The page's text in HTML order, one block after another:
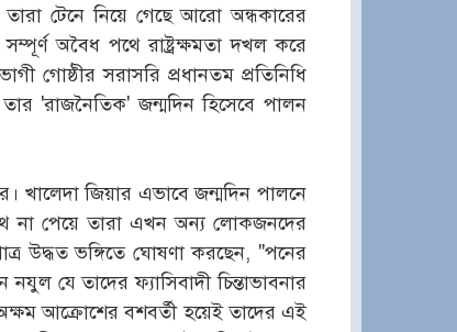
টেনে নিয়ে গেছে আরো অন্ধকারের
সম্পূর্ণ অবৈধ পথে রাষ্ট্রক্ষমতা দখল করে
গোষ্ঠীর সরাসরি প্রধানতম প্রতিনিধি
'রাজনৈতিক' জন্মদিন হিসেবে পালন
খালেদা জিয়ার এভাবে জন্মদিন পালনে
না পেয়ে তারা এখন অন্য লোকজনদের
উদ্ধত ভঙ্গিতে ঘোষণা করছেন, "পনের
যে তাদের ফ্যাসিবাদী চিন্তাভাবনার
আক্রোশের বশবর্তী হয়েই তাদের এই